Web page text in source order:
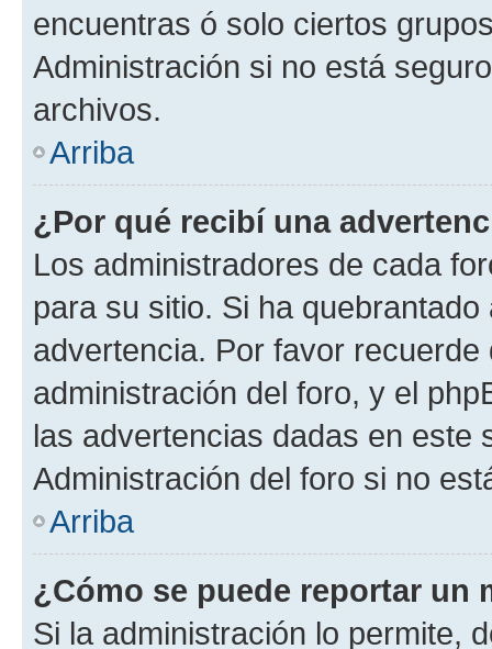
encuentras ó solo ciertos
Administración si no está
archivos.
Arriba
¿Por qué recibí una
Los administradores de cada
para su sitio. Si ha
advertencia. Por favor
administración del foro, y el
las advertencias dadas en este
Administración del foro si no
Arriba
¿Cómo se puede reportar un
Si la administración lo permite,